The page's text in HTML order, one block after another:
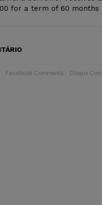
for a term of 60 months
Facebook Comments Disqus